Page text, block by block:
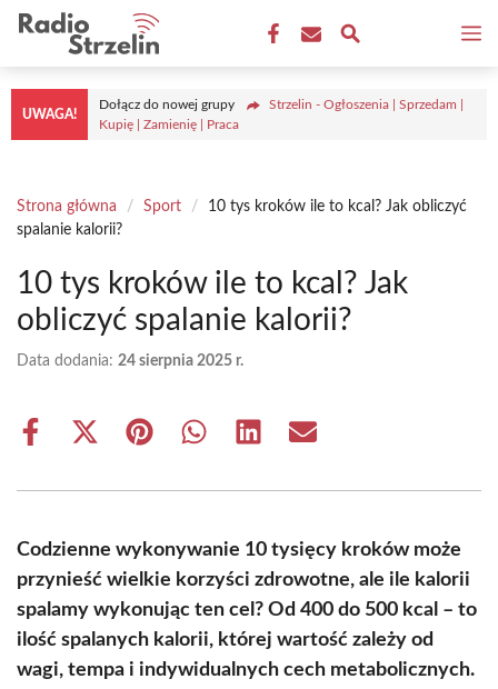
Przejdź
treści
UWAGA!
Dołącz do nowej grupy
Strzelin - Ogłoszenia | Sprzedam |
Kupię | Zamienię | Praca
Strona główna / Sport /
10 tys kroków ile to kcal? Jak obliczyć
spalanie kalorii?
10 tys kroków ile to kcal? Jak
obliczyć spalanie kalorii?
Data dodania: 24 sierpnia 2025 r.
Share
Share
(Twitter)
Share Share Share Share
Codzienne wykonywanie 10 tysięcy kroków może
przynieść wielkie korzyści zdrowotne, ale ile kalorii
spalamy wykonując ten cel? Od 400 do 500 kcal – to
ilość spalanych kalorii, której wartość zależy od
wagi, tempa i indywidualnych cech metabolicznych.